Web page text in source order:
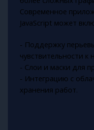
Современное
JavaScript может
- Поддержку
чувствительности к
- Слои и маски для
- Интеграцию с
хранения работ.